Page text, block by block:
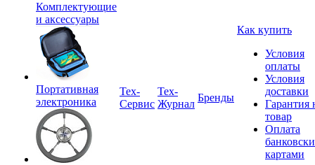
Комплектующие
и аксессуары
Портативная
электроника
Tex-
Сервис
Тех-
Журнал
Бренды
Как купить
Условия
оплаты
Условия
доставки
Гарантия
товар
Оплата
картами